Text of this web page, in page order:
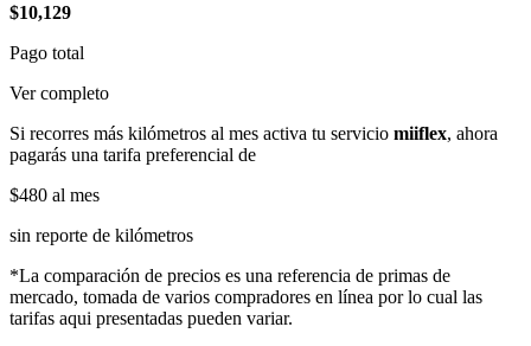
$10,129
Pago total
Ver completo
Si recorres más kilómetros al mes activa tu servicio miiflex, ahora
pagarás una tarifa preferencial de
$480 al mes
sin reporte de kilómetros
*La comparación de precios es una referencia de primas de
mercado, tomada de varios compradores en línea por lo cual las
tarifas aqui presentadas pueden variar.